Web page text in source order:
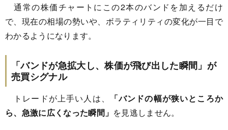
通常の株価チャートにこの2本のバンドを加えるだけ
で、現在の相場の勢いや、ボラティリティの変化が一目で
わかるようになります。
「バンドが急拡大し、株価が飛び出した瞬間」が
売買シグナル
トレードが上手い人は、
「バンドの幅が狭いところか
ら、急激に広くなった瞬間」 を見逃しません。